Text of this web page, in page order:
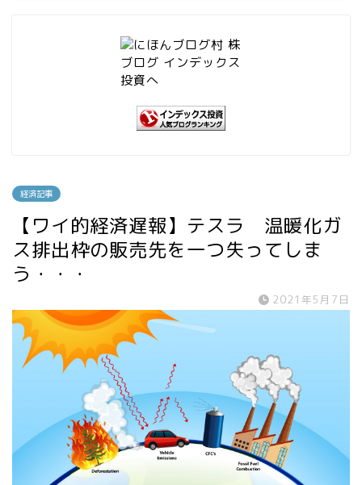
経済記事
【ワイ的経済遅報】テスラ 温暖化ガ
ス排出枠の販売先を一つ失ってしま
う・・・
2021年5月7日